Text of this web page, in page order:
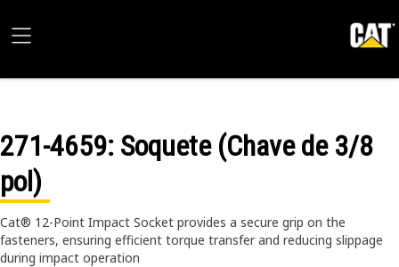
271-4659: Soquete (Chave de 3/8
pol)
Cat® 12-Point Impact Socket provides a secure grip on the
fasteners, ensuring efficient torque transfer and reducing slippage
during impact operation